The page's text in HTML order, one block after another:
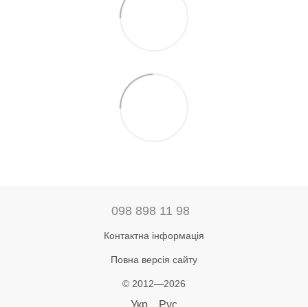
098 898 11 98
Контактна інформація
Повна версія сайту
© 2012—2026
Укр Рус